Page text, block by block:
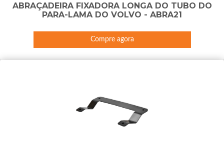
ABRAÇADEIRA FIXADORA LONGA DO TUBO DO
PARA-LAMA DO VOLVO - ABRA21
Compre agora